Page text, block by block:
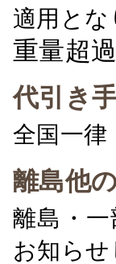
適用とな
重量超
代引き
全国一
離島他
離島・
お知らせ